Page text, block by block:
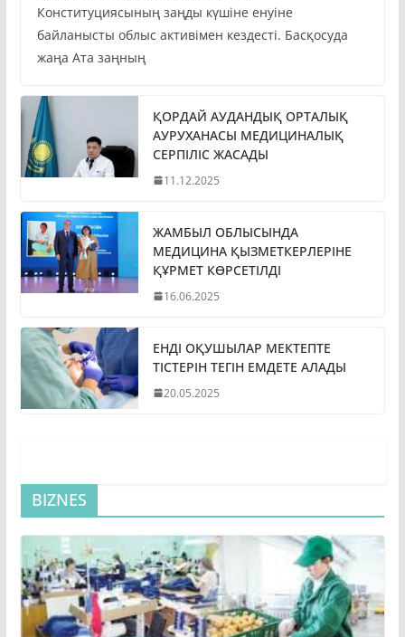
Конституциясының заңды күшіне енуіне
байланысты облыс активімен кездесті. Басқосуда
жаңа Ата заңның
ҚОРДАЙ АУДАНДЫҚ ОРТАЛЫҚ
АУРУХАНАСЫ МЕДИЦИНАЛЫҚ
СЕРПІЛІС ЖАСАДЫ
11.12.2025
ЖАМБЫЛ ОБЛЫСЫНДА
МЕДИЦИНА ҚЫЗМЕТКЕРЛЕРІНЕ
ҚҰРМЕТ КӨРСЕТІЛДІ
16.06.2025
ЕНДІ ОҚУШЫЛАР МЕКТЕПТЕ
ТІСТЕРІН ТЕГІН ЕМДЕТЕ АЛАДЫ
20.05.2025
BIZNES